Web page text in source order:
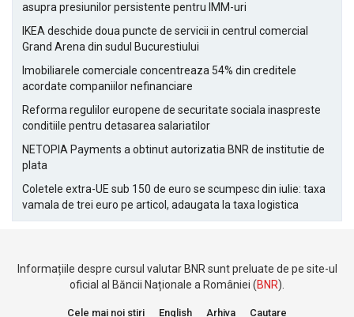
asupra presiunilor persistente pentru IMM-uri
IKEA deschide doua puncte de servicii in centrul comercial
Grand Arena din sudul Bucurestiului
Imobiliarele comerciale concentreaza 54% din creditele
acordate companiilor nefinanciare
Reforma regulilor europene de securitate sociala inaspreste
conditiile pentru detasarea salariatilor
NETOPIA Payments a obtinut autorizatia BNR de institutie de
plata
Coletele extra-UE sub 150 de euro se scumpesc din iulie: taxa
vamala de trei euro pe articol, adaugata la taxa logistica
Informațiile despre cursul valutar BNR sunt preluate de pe site-ul
oficial al Băncii Naționale a României (BNR).
Cele mai noi stiri English Arhiva Cautare